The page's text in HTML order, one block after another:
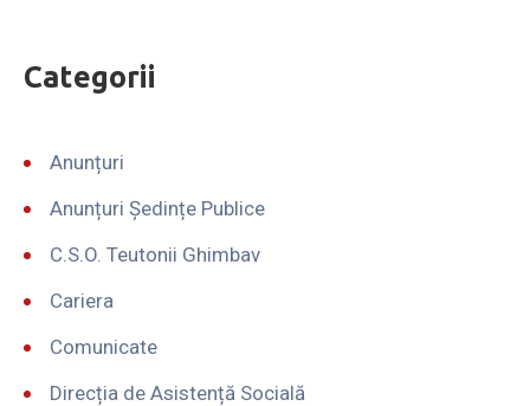
Categorii
Anunțuri
Anunțuri Ședințe Publice
C.S.O. Teutonii Ghimbav
Cariera
Comunicate
Direcția de Asistență Socială